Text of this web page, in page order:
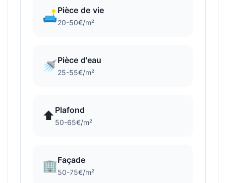
🛋️Pièce de vie
20-50€/m²
🚿Pièce d'eau
25-55€/m²
⬆️ Plafond
50-65€/m²
🏢Façade
50-75€/m²